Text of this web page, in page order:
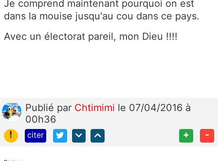
Je comprend maintenant pourquoi on est
dans la mouise jusqu'au cou dans ce pays.
Avec un électorat pareil, mon Dieu !!!!
Publié par Chtimimi le 07/04/2016 à
00h36
!
citer + -